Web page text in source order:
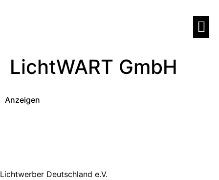
LichtWART GmbH
Anzeigen
Lichtwerber Deutschland e.V.